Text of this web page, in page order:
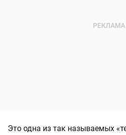
Это одна из так называемых